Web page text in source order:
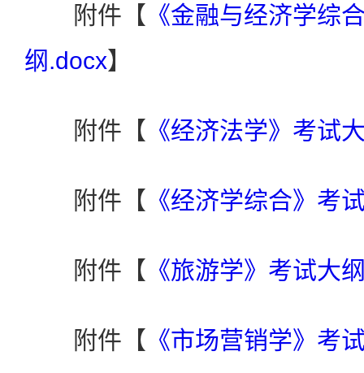
附件【 《金融与经济学综
纲.docx】
附件【 《经济法学》考试
附件【 《经济学综合》考
附件【 《旅游学》考试大
附件【 《市场营销学》考